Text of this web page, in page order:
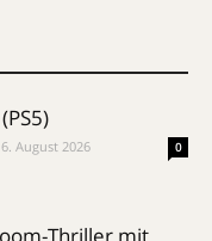
6. August 2026 0